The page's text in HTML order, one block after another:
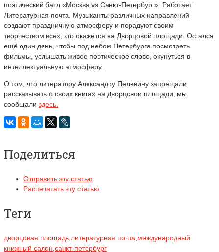
поэтический батл «Москва vs Санкт-Петербург». Работает
Литературная почта. Музыканты различных направлений
создают праздничную атмосферу и порадуют своим
творчеством всех, кто окажется на Дворцовой площади. Остался
ещё один день, чтобы под небом Петербурга посмотреть
фильмы, услышать живое поэтическое слово, окунуться в
интеллектуальную атмосферу.
О том, что литератору Александру Пелевину запрещали
рассказывать о своих книгах на Дворцовой площади, мы
сообщали здесь.
Поделиться
Отправить эту статью
Распечатать эту статью
Теги
дворцовая площадь литературная почта международный
книжный салон санкт-петербург